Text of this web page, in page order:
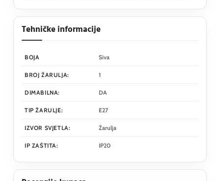
Tehničke informacije
BOJA Siva
BROJ ŽARULJA: 1
DIMABILNA: DA
TIP ŽARULJE: E27
IZVOR SVJETLA: Žarulja
IP ZAŠTITA: IP20